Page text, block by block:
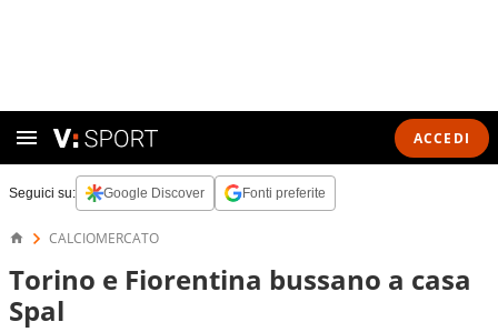
ACCEDI
Seguici su: Google Discover Fonti preferite
CALCIOMERCATO
Torino e Fiorentina bussano a casa
Spal